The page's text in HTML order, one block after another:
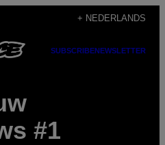
+ NEDERLANDS
SUBSCRIBENEWSLETTER
#1